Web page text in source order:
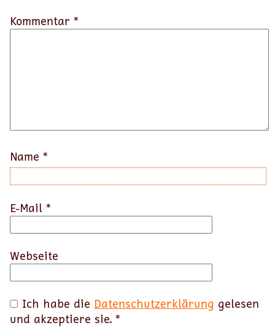
Kommentar *
Name *
E-Mail *
Webseite
Ich habe die Datenschutzerklärung gelesen
und akzeptiere sie. *